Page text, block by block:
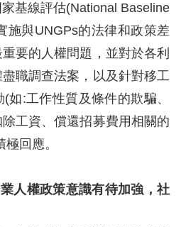
基線評估(National Baseline
施與UNGPs的法律和政策差
要的人權問題，並對於各利
職調查法案，以及針對移工
如:工作性質及條件的欺騙、
工資、償還招募費用相關的
回應。
人權政策意識有待加強，社